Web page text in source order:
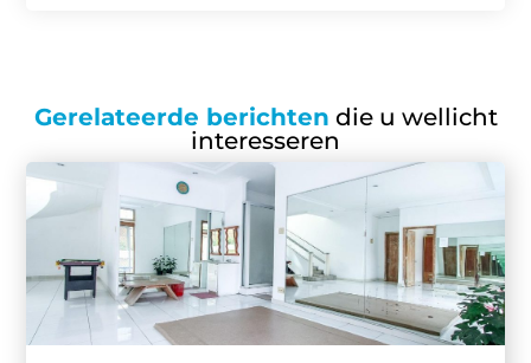
Gerelateerde berichten die u wellicht
interesseren